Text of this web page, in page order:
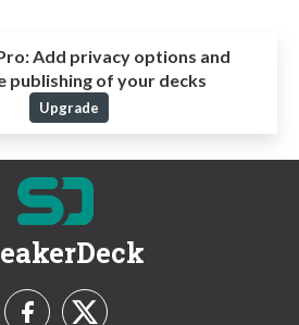
Add privacy options and
publishing of your decks
Upgrade